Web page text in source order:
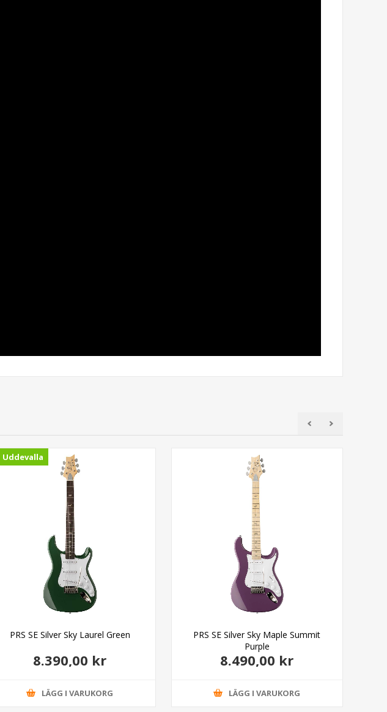
Uddevalla
PRS SE Silver Sky Laurel Green
8.390,00 kr
LÄGG I VARUKORG
PRS SE Silver Sky Maple Summit
Purple
8.490,00 kr
LÄGG I VARUKORG